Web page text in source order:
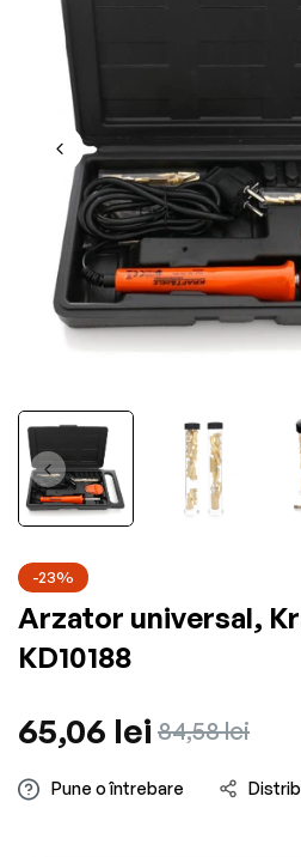
-23%
Arzator universal,
KD10188
Preț
obișnuit
65,06 lei Preț
redus
84,58 lei
Pune o întrebare